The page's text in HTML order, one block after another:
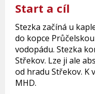
Start a cíl
Stezka začíná u
do kopce
vodopádu. Stezka
Střekov. Lze ji ale
od hradu Střekov. K
MHD.